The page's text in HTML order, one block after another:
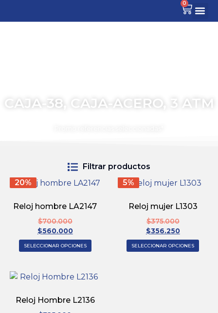
0
CAJA-38, CAJA-ACERO, 3 ATM
Filtrar productos
20%
Reloj hombre LA2147
$700.000
$560.000
SELECCIONAR OPCIONES
5%
Reloj mujer L1303
$375.000
$356.250
SELECCIONAR OPCIONES
Reloj Hombre L2136